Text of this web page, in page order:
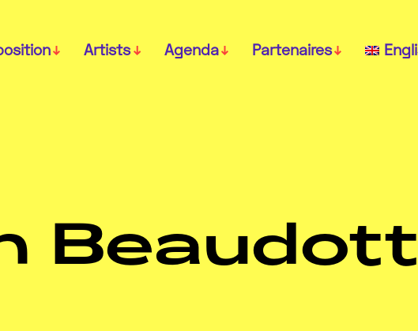
Artists Agenda Partenaires